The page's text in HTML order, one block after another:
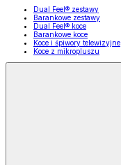
Dual Feel® zestawy
Barankowe zestawy
Dual Feel® koce
Barankowe koce
Koce i śpiwory telewizyjne
Koce z mikropluszu